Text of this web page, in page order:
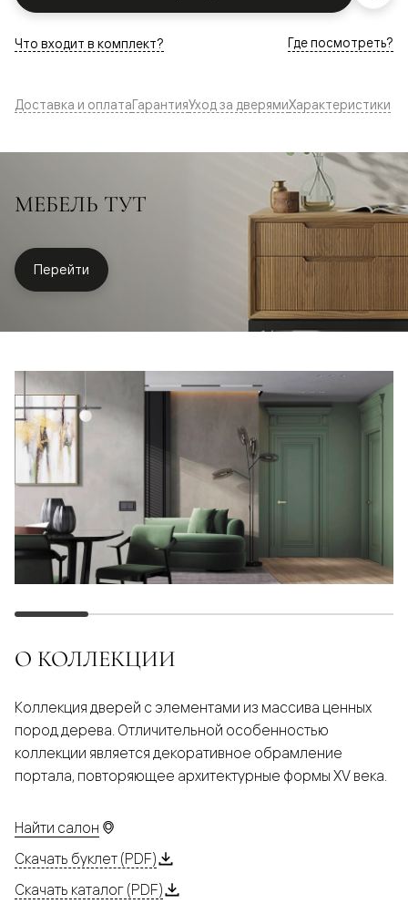
Что входит в комплект? Где посмотреть?
Доставка и оплатаГарантияУход за дверямиХарактеристики
МЕБЕЛЬ ТУТ
Перейти
О КОЛЛЕКЦИИ
Коллекция дверей с элементами из массива ценных
пород дерева. Отличительной особенностью
коллекции является декоративное обрамление
портала, повторяющее архитектурные формы XV века.
Найти салон
Скачать буклет (PDF)
Скачать каталог (PDF)